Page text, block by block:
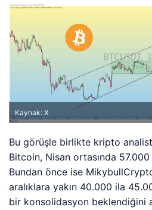
Kaynak: X
Bu görüşle birlikte kripto
Bitcoin, Nisan ortasında
Bundan önce ise
aralıklara yakın 40.000 ila
bir konsolidasyon beklendiğini